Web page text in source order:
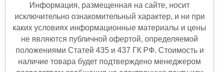
Информация, размещенная на сайте, носит
исключительно ознакомительный характер, и ни при
каких условиях информационные материалы и цены
не являются публичной офертой, определяемой
положениями Статей 435 и 437 ГК РФ. Стоимость и
наличие товара будет подтверждено менеджером